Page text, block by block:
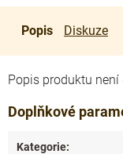
Popis Diskuze
Popis produktu
Doplňkové
Kategorie: